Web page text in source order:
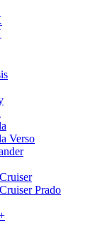
Verso
Prado